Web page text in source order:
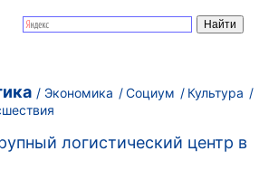
Экономика Социум
Культура
логистический центр в